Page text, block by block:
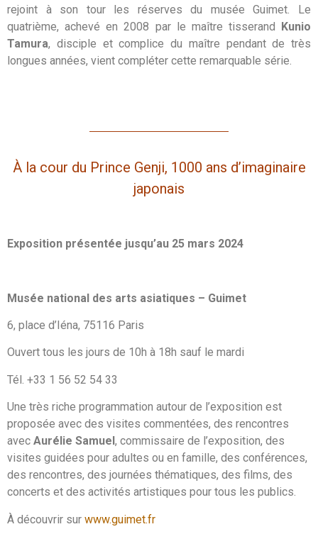
rejoint à son tour les réserves du musée Guimet. Le
quatrième, achevé en 2008 par le maître tisserand Kunio
Tamura, disciple et complice du maître pendant de très
longues années, vient compléter cette remarquable série.
À la cour du Prince Genji, 1000 ans d’imaginaire
japonais
Exposition présentée jusqu’au 25 mars 2024
Musée national des arts asiatiques – Guimet
6, place d’Iéna, 75116 Paris
Ouvert tous les jours de 10h à 18h sauf le mardi
Tél. +33 1 56 52 54 33
Une très riche programmation autour de l’exposition est
proposée avec des visites commentées, des rencontres
avec Aurélie Samuel , commissaire de l’exposition, des
visites guidées pour adultes ou en famille, des conférences,
des rencontres, des journées thématiques, des films, des
concerts et des activités artistiques pour tous les publics.
À découvrir sur www.guimet.fr